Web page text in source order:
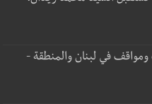
في لبنان والمنطقة -